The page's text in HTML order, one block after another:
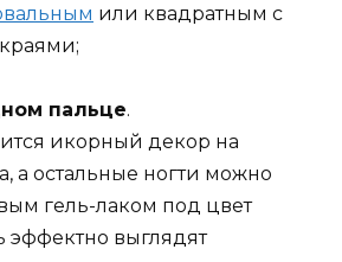
или квадратным с
пальце.
икорный декор на
а остальные ногти можно
гель-лаком под цвет
эффектно выглядят